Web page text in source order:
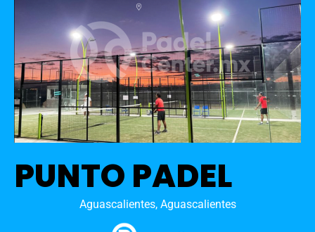
PUNTO PADEL
Aguascalientes, Aguascalientes